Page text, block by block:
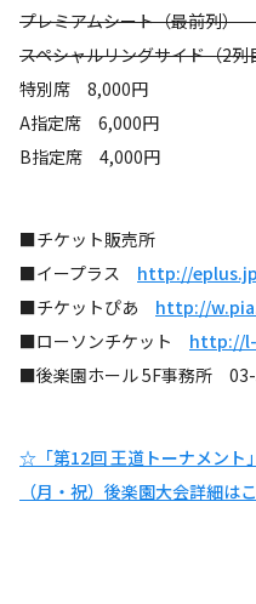
プレミアムシート（最前列）
スペシャルリングサイド（2
特別席 8,000円
A指定席 6,000円
B指定席 4,000円
■チケット販売所
■イープラス http://
■チケットぴあ http://
■ローソンチケット http://
■後楽園ホール 5F事務所
☆「第12回 王道トーナメント
（月・祝）後楽園大会詳細は